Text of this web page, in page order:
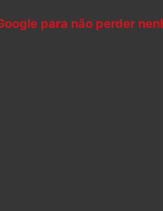
para não perder